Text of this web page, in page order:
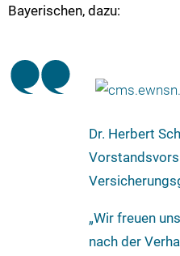
Bayerischen, dazu:
Dr. Herbert
„Wir freuen
nach der